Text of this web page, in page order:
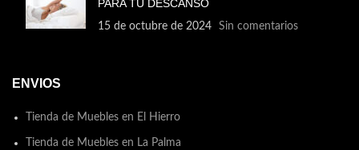
PARA TU DESCANSO
15 de octubre de 2024 Sin comentarios
ENVIOS
Tienda de Muebles en El Hierro
Tienda de Muebles en La Palma